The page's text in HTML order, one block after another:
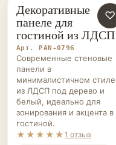
СТЕНОВЫЕ
ПАНЕЛИ НА ЗАКАЗ
♡
Декоративные
панеле для
гостиной из ЛДСП
Арт. PAN-0796
Современные стеновые
панели в
минималистичном стиле
из ЛДСП под дерево и
белый, идеально для
зонирования и акцента в
гостиной.
★★★★★ 1 отзыв